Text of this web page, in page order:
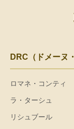
DRC（ドメーヌ
ロマネ・コンティ
ラ・ターシュ
リシュブール